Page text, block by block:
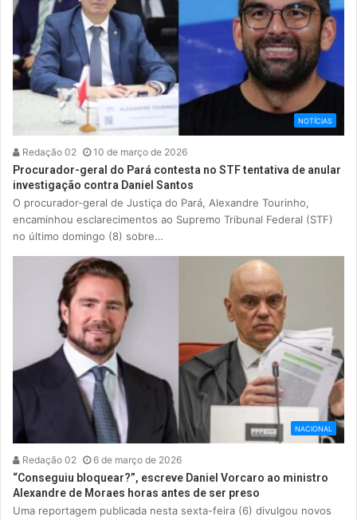
NOTÍCIAS
Redação 02 10 de março de 2026
Procurador-geral do Pará contesta no STF tentativa de anular
investigação contra Daniel Santos
O procurador-geral de Justiça do Pará, Alexandre Tourinho,
encaminhou esclarecimentos ao Supremo Tribunal Federal (STF)
no último domingo (8) sobre…
NACIONAL
Redação 02 6 de março de 2026
“Conseguiu bloquear?”, escreve Daniel Vorcaro ao ministro
Alexandre de Moraes horas antes de ser preso
Uma reportagem publicada nesta sexta-feira (6) divulgou novos